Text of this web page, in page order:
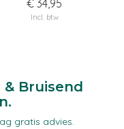
€ 34,95
Incl. btw
Bruisend
gratis advies.